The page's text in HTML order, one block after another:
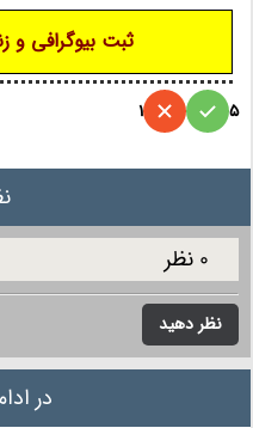
ثبت بیوگرافی و
5
1
0 نظر
نظر دهید
در